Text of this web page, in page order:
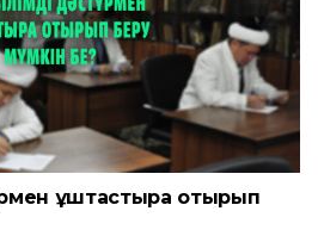
ұштастыра отырып